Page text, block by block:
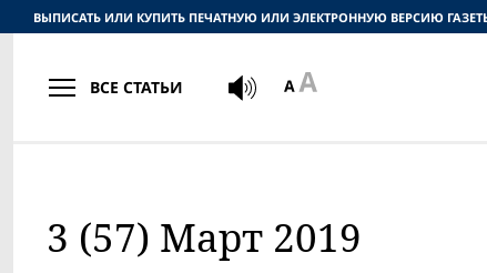
3 (57) Март 2019
ВЫПИСАТЬ ИЛИ КУПИТЬ ПЕЧАТНУЮ ИЛИ ЭЛЕКТРОННУЮ ВЕРСИЮ
ВСЕ СТАТЬИ